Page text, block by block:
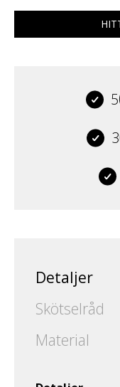
Detaljer
Skötselråd
Material